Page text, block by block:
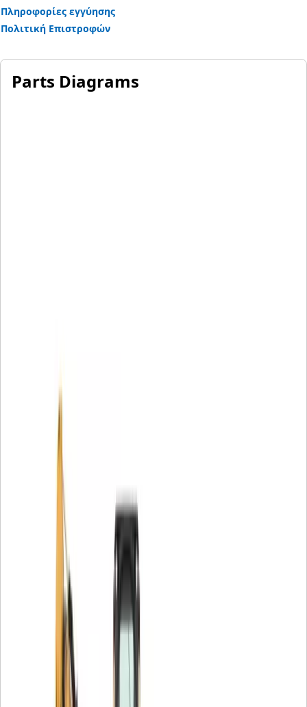
Πληροφορίες εγγύησης
Πολιτική Επιστροφών
Parts Diagrams